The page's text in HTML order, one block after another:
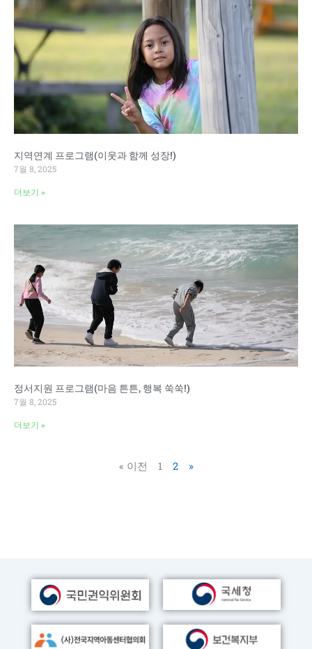
지역연계 프로그램(이웃과 함께 성장!)
7월 8, 2025
더보기 »
정서지원 프로그램(마음 튼튼, 행복 쑥쑥!)
7월 8, 2025
더보기 »
« 이전 1 2 »